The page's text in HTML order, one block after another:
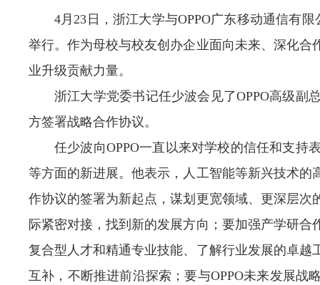
4月23日，浙江大学与OPPO广东移动通信有
举行。作为母校与校友创办企业面向未来、深化
业升级贡献力量。
浙江大学党委书记任少波会见了OPPO高级副
方签署战略合作协议。
任少波向OPPO一直以来对学校的信任和支持
等方面的新进展。他表示，人工智能等新兴技术
作协议的签署为新起点，谋划更宽领域、更深层
际紧密对接，找到新的发展方向；要加强产学研
复合型人才和精通专业技能、了解行业发展的卓
互补，不断推进前沿探索；要与OPPO未来发展